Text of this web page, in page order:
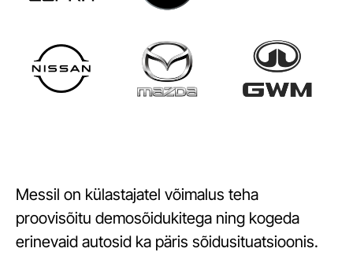
Messil on külastajatel võimalus teha
proovisõitu demosõidukitega ning kogeda
erinevaid autosid ka päris sõidusituatsioonis.